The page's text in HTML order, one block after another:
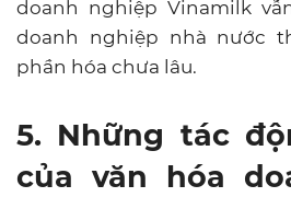
doanh nghiệp Vinamilk
doanh nghiệp nhà nước
phần hóa chưa lâu.
5. Những tác
của văn hóa